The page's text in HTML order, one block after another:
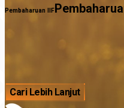
Pembaharuan IIF
Cari Lebih Lanjut